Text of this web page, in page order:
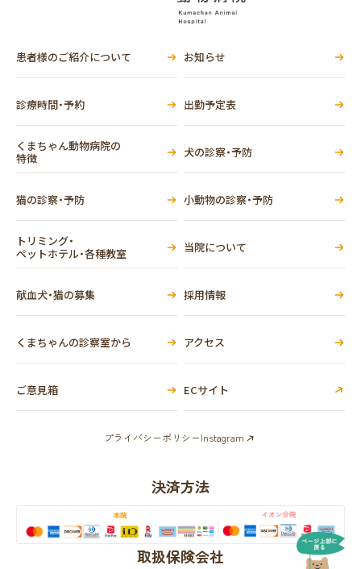
患者様のご紹介について お知らせ
診療時間・予約 出勤予定表
くまちゃん動物病院の
特徴
犬の診察・予防
猫の診察・予防 小動物の診察・予防
トリミング・
ペットホテル・各種教室
当院について
献血犬・猫の募集 採用情報
くまちゃんの診察室から アクセス
ご意見箱 ECサイト
プライバシーポリシーInstagram
決済方法
取扱保険会社